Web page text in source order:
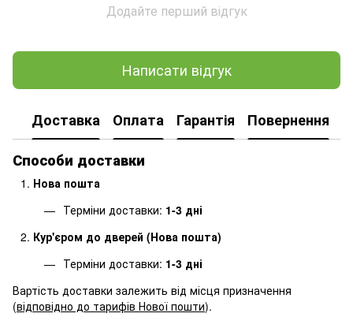
Додайте перший відгук
Написати відгук
Доставка Оплата Гарантія
Повернення
Способи доставки
Нова пошта
Терміни доставки: 1-3 дні
Кур'єром до дверей (Нова пошта)
Терміни доставки: 1-3 дні
Вартість доставки залежить від місця призначення
(відповідно до тарифів Нової пошти).